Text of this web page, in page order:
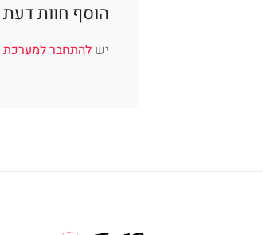
הוסף חוות דעת
יש להתחבר למערכת